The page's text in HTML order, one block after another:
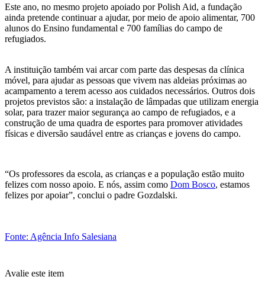
Este ano, no mesmo projeto apoiado por Polish Aid, a fundação
ainda pretende continuar a ajudar, por meio de apoio alimentar, 700
alunos do Ensino fundamental e 700 famílias do campo de
refugiados.
A instituição também vai arcar com parte das despesas da clínica
móvel, para ajudar as pessoas que vivem nas aldeias próximas ao
acampamento a terem acesso aos cuidados necessários. Outros dois
projetos previstos são: a instalação de lâmpadas que utilizam energia
solar, para trazer maior segurança ao campo de refugiados, e a
construção de uma quadra de esportes para promover atividades
físicas e diversão saudável entre as crianças e jovens do campo.
“Os professores da escola, as crianças e a população estão muito
felizes com nosso apoio. E nós, assim como Dom Bosco, estamos
felizes por apoiar”, conclui o padre Gozdalski.
Fonte: Agência Info Salesiana
Avalie este item